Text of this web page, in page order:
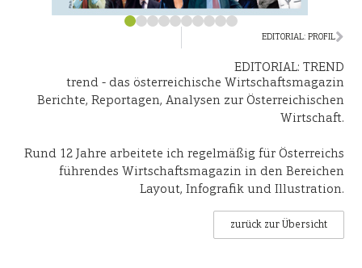
EDITORIAL: PROFIL
EDITORIAL: TREND
trend - das österreichische Wirtschaftsmagazin
Berichte, Reportagen, Analysen zur Österreichischen
Wirtschaft.
Rund 12 Jahre arbeitete ich regelmäßig für Österreichs
führendes Wirtschaftsmagazin in den Bereichen
Layout, Infografik und Illustration.
zurück zur Übersicht